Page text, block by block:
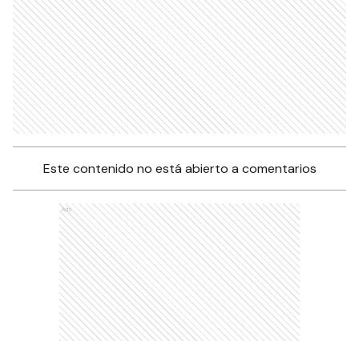
Este contenido no está abierto a comentarios
Ads